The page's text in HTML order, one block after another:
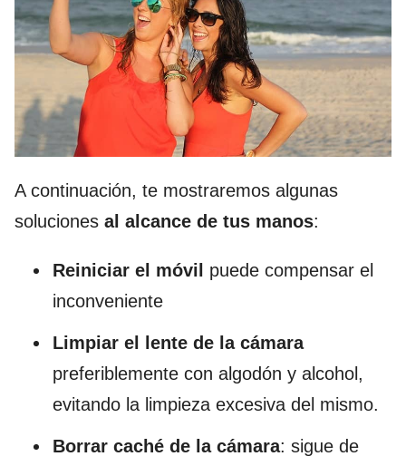
A continuación, te mostraremos algunas
soluciones al alcance de tus manos:
Reiniciar el móvil
puede compensar el
inconveniente
Limpiar el lente de la cámara
preferiblemente con algodón y alcohol,
evitando la limpieza excesiva del mismo.
Borrar caché de la cámara: sigue de